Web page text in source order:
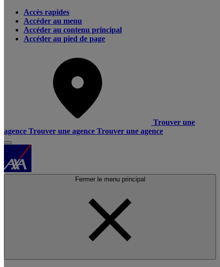
Accès rapides
Accéder au menu
Accéder au contenu principal
Accéder au pied de page
Trouver une
agence Trouver une agence Trouver une agence
Fermer le menu principal